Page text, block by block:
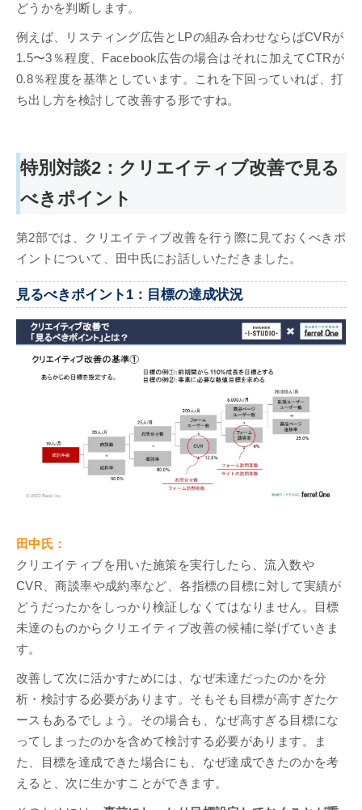
どうかを判断します。
例えば、リスティング広告とLPの組み合わせならばCVRが
1.5〜3％程度、Facebook広告の場合はそれに加えてCTRが
0.8％程度を基準としています。これを下回っていれば、打
ち出し方を検討して改善する形ですね。
特別対談2：クリエイティブ改善で見る
べきポイント
第2部では、クリエイティブ改善を行う際に見ておくべきポ
イントについて、田中氏にお話しいただきました。
見るべきポイント1：目標の達成状況
田中氏：
クリエイティブを用いた施策を実行したら、流入数や
CVR、商談率や成約率など、各指標の目標に対して実績が
どうだったかをしっかり検証しなくてはなりません。目標
未達のものからクリエイティブ改善の候補に挙げていきま
す。
改善して次に活かすためには、なぜ未達だったのかを分
析・検討する必要があります。そもそも目標が高すぎたケ
ースもあるでしょう。その場合も、なぜ高すぎる目標にな
ってしまったのかを含めて検討する必要があります。ま
た、目標を達成できた場合にも、なぜ達成できたのかを考
えると、次に生かすことができます。